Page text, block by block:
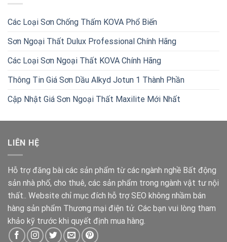
Các Loại Sơn Chống Thấm KOVA Phổ Biến
Sơn Ngoại Thất Dulux Professional Chính Hãng
Các Loại Sơn Ngoại Thất KOVA Chính Hãng
Thông Tin Giá Sơn Dầu Alkyd Jotun 1 Thành Phần
Cập Nhật Giá Sơn Ngoại Thất Maxilite Mới Nhất
LIÊN HỆ
Hỗ trợ đăng bài các sản phẩm từ các ngành nghề Bất động
sản nhà phố, cho thuê, các sản phẩm trong ngành vật tư nội
thất.. Website chỉ mục đích hỗ trợ SEO không nhầm bán
hàng sản phẩm Thương mại điện tử. Các bạn vui lòng tham
khảo kỹ trước khi quyết định mua hàng.